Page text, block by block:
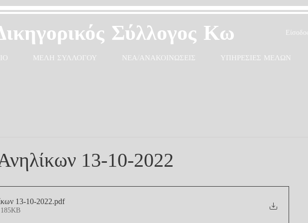
Σύλλογος Κω Είσοδος
ΜΕΛΗ ΣΥΛΛΟΓΟΥ ΝΕΑ/ΑΝΑΚΟΙΝΩΣΕΙΣ ΥΠΗΡΕΣΙΕΣ ΜΕΛΩΝ
13-10-2022
13-10-2022.pdf